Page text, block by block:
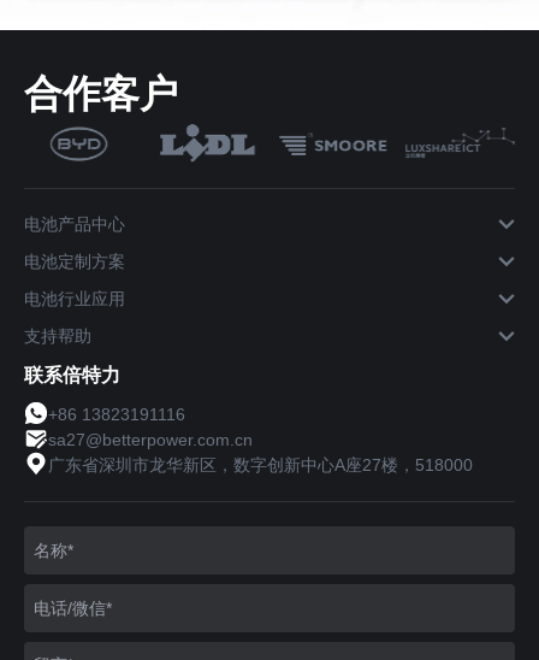
合作客户
电池产品中心
电池定制方案
电池行业应用
支持帮助
联系倍特力
+86 13823191116
sa27@betterpower.com.cn
广东省深圳市龙华新区，数字创新中心A座27楼，518000